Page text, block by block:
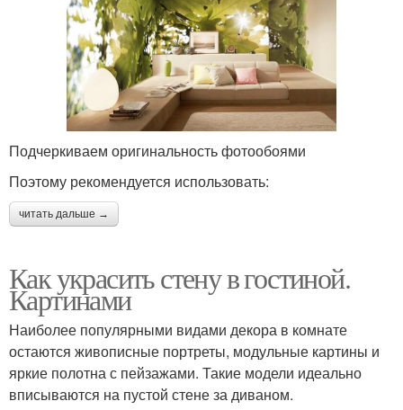
Подчеркиваем оригинальность фотообоями
Поэтому рекомендуется использовать:
читать дальше →
Как украсить стену в гостиной.
Картинами
Наиболее популярными видами декора в комнате
остаются живописные портреты, модульные картины и
яркие полотна с пейзажами. Такие модели идеально
вписываются на пустой стене за диваном.